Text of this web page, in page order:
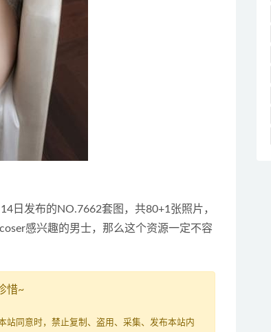
日发布的NO.7662套图，共80+1张照片，
感兴趣的男士，那么这个资源一定不容
惜~
站同意时，禁止复制、盗用、采集、发布本站内